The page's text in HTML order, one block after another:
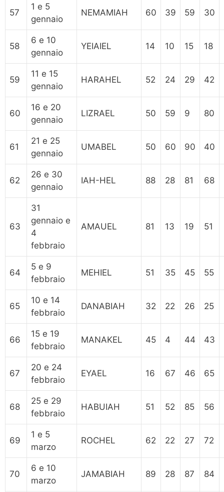
57
1 e 5
gennaio
NEMAMIAH 60 39 59 30
58
6 e 10
gennaio
YEIAIEL 14 10 15 18
59
11 e 15
gennaio
HARAHEL 52 24 29 42
60
16 e 20
gennaio
LIZRAEL 50 59 9 80
61
21 e 25
gennaio
UMABEL 50 60 90 40
62
26 e 30
gennaio
IAH-HEL 88 28 81 68
63
31
gennaio e
4
febbraio
AMAUEL 81 13 19 51
64
5 e 9
febbraio
MEHIEL 51 35 45 55
65
10 e 14
febbraio
DANABIAH 32 22 26 25
66
15 e 19
febbraio
MANAKEL 45 4 44 43
67
20 e 24
febbraio
EYAEL 16 67 46 65
68
25 e 29
febbraio
HABUIAH 51 52 85 56
69
1 e 5
marzo
ROCHEL 62 22 27 72
70
6 e 10
marzo
JAMABIAH 89 28 87 84